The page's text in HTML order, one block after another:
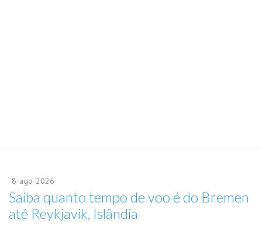
8 ago 2026
Saiba quanto tempo de voo é do Bremen
até Reykjavik, Islândia